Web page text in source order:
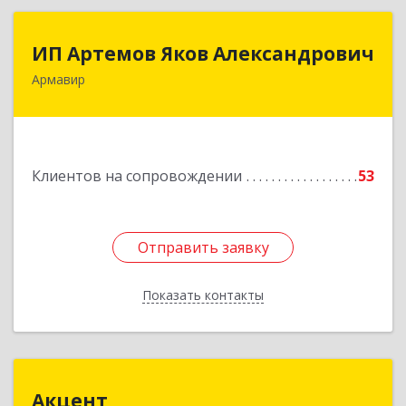
ИП Артемов Яков Александрович
Армавир
Клиентов на сопровождении 53
Отправить заявку
Показать контакты
Отправить заявку
Назад
Акцент